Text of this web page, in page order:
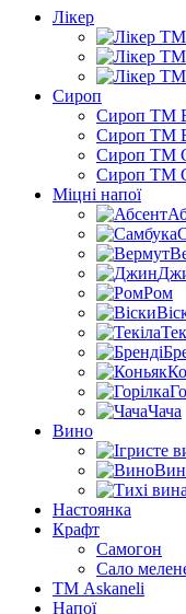
Лікер
Сироп
Сироп TM
Сироп TM
Сироп TM
Сироп TM
Міцні напої
Ром
Чача
Вино
Настоянка
Крафт
Самогон
Сало
ТМ Askaneli
Напої